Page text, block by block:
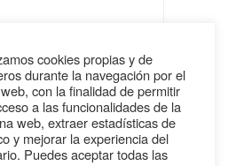
casi
ignorado»
cookies propias y de
durante la navegación por el
con la finalidad de permitir
a las funcionalidades de la
web, extraer estadísticas de
y mejorar la experiencia del
Puedes aceptar todas las